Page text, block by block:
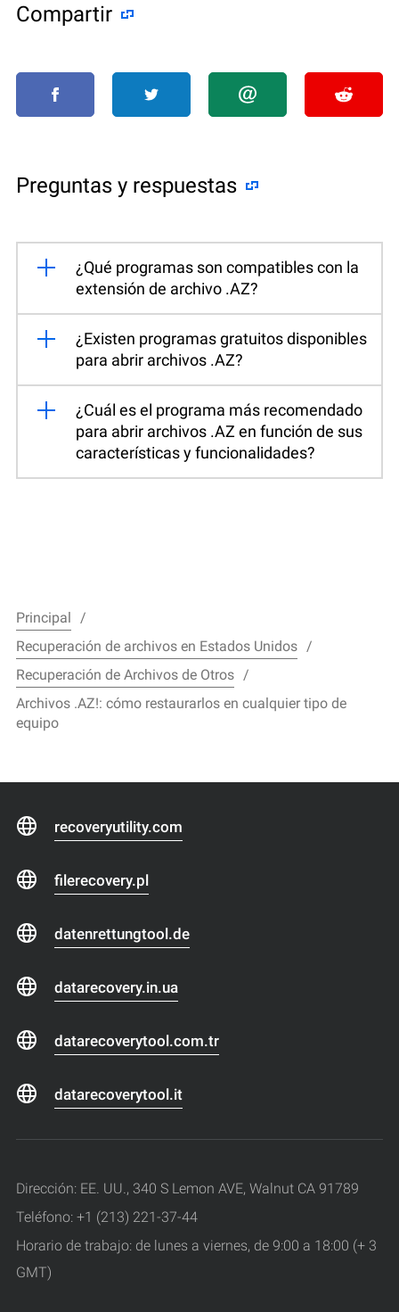
Compartir
Preguntas y respuestas
¿Qué programas son compatibles con la
extensión de archivo .AZ?
¿Existen programas gratuitos disponibles
para abrir archivos .AZ?
¿Cuál es el programa más recomendado
para abrir archivos .AZ en función de sus
características y funcionalidades?
Principal
Recuperación de archivos en Estados Unidos
Recuperación de Archivos de Otros
Archivos .AZ!: cómo restaurarlos en cualquier tipo de
equipo
recoveryutility.com
filerecovery.pl
datenrettungtool.de
datarecovery.in.ua
datarecoverytool.com.tr
datarecoverytool.it
Dirección: EE. UU., 340 S Lemon AVE, Walnut CA 91789
Teléfono: +1 (213) 221-37-44
Horario de trabajo: de lunes a viernes, de 9:00 a 18:00 (+ 3
GMT)